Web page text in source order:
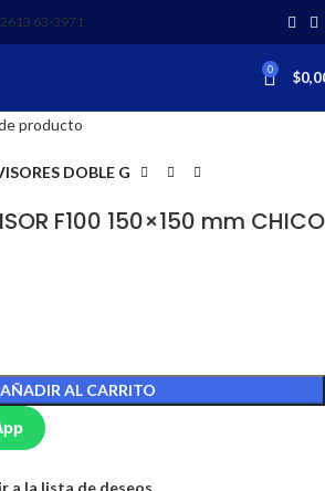
63‑3971‬
0 $
DOBLE G
F100 150×150 mm CHICO
AÑADIR AL CARRITO
a la lista de deseos